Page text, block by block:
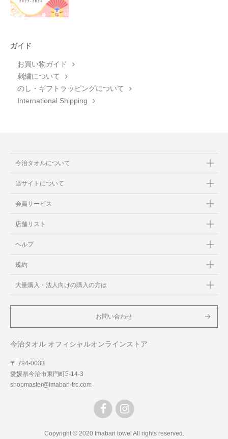
ガイド
お買い物ガイド
刺繍について
のし・ギフトラッピングについて
International Shipping
今治タオルについて
当サイトについて
会員サービス
店舗リスト
ヘルプ
規約
大量購入・法人向けの購入の方は
お問い合わせ
今治タオル オフィシャルオンラインストア
〒 794-0033
愛媛県今治市東門町5-14-3
shopmaster@imabari-trc.com
Copyright © 2020 Imabari towel All rights reserved.